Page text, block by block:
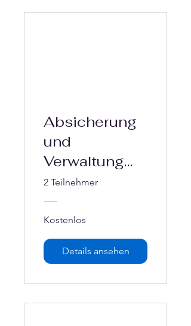
Absicherung
und
Verwaltung
von Vereinen
in 2024
2 Teilnehmer
Kostenlos
Details ansehen